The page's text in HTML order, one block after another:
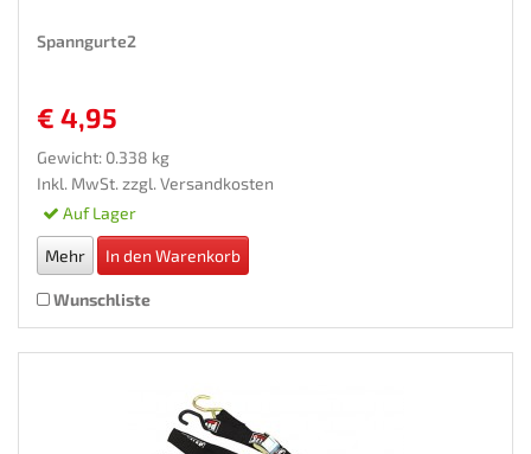
Spanngurte2
€ 4,95
Gewicht: 0.338 kg
Inkl. MwSt. zzgl. Versandkosten
Auf Lager
Mehr In den Warenkorb
Wunschliste